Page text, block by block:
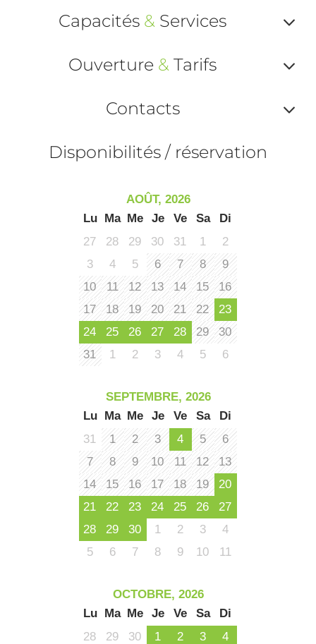
ou
Capacités & Services
ou
Ouverture & Tarifs
ou
Contacts
Disponibilités / réservation
AOÛT, 2026
Lu
Ma Me Je Ve Sa
Di
27
28 29 30 31 1
2
3
4 5 6 7 8
9
10
11 12 13 14 15
16
17
18 19 20 21 22
23
24
25 26 27 28 29
30
31
1 2 3 4 5 6
SEPTEMBRE, 2026
Lu
Ma Me Je Ve Sa
Di
31
1 2 3 4 5
6
7
8 9 10 11 12
13
14
15 16 17 18 19
20
21
22 23 24 25 26
27
28
29 30 1 2 3
4
5
6 7 8 9 10 11
OCTOBRE, 2026
Lu
Ma Me Je Ve Sa
Di
28
29 30 1 2 3
4